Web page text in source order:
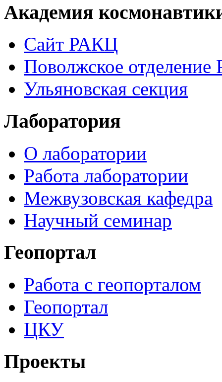
Академия
Сайт РАКЦ
Поволжское
Ульяновская секция
Лаборатория
О лаборатории
Работа лаборатории
Межвузовская кафедра
Научный семинар
Геопортал
Работа с геопорталом
Геопортал
ЦКУ
Проекты